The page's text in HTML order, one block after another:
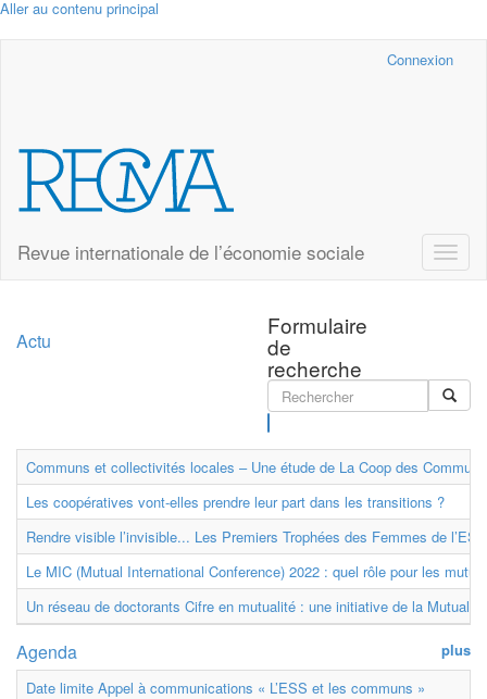
Aller au contenu principal
Connexion
Revue internationale de l’économie sociale
Toggle
Formulaire
de
recherche
Actu
Communs et collectivités locales – Une étude de La Coop des
Les coopératives vont-elles prendre leur part dans les transitions ?
Rendre visible l’invisible... Les Premiers Trophées des Femmes de
Le MIC (Mutual International Conference) 2022 : quel rôle pour les
Un réseau de doctorants Cifre en mutualité : une initiative de la
plus
Agenda
Date limite Appel à communications « L’ESS et les communs »